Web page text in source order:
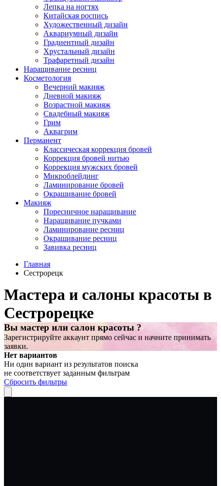
Лепка на ногтях
Китайская роспись
Художественный дизайн
Аквариумный дизайн
Градиентный дизайн
Хрустальный дизайн
Трафаретный дизайн
Наращивание ресниц
Косметология
Вечерний макияж
Дневной макияж
Возрастной макияж
Свадебный макияж
Грим
Аквагрим
Перманент
Классическая коррекция бровей
Коррекция бровей нитью
Коррекция мужских бровей
Микроблейдинг
Ламинирование бровей
Окрашивание бровей
Макияж
Поресничное наращивание
Наращивание пучками
Ламинирование ресниц
Окрашивание ресниц
Завивка ресниц
Главная
Сестрорецк
Мастера и салоны красоты в
Сестрорецке
Вы мастер или салон красоты ?
Зарегистрируйте аккаунт прямо сейчас и начните принимать
заявки.
Нет вариантов
Ни один вариант из результатов поиска
не соответствует заданным фильтрам
Сбросить фильтры